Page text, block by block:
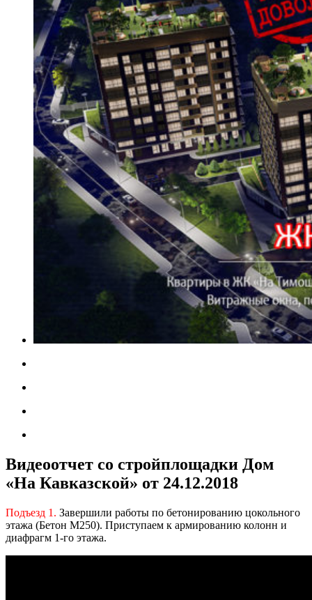
Видеоотчет со стройплощадки Дом
«На Кавказской» от 24.12.2018
Подъезд 1. Завершили работы по бетонированию цокольного
этажа (Бетон М250). Приступаем к армированию колонн и
диафрагм 1-го этажа.